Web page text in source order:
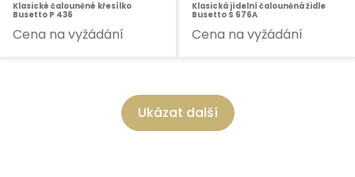
Klasické čalouněné křesílko
Busetto P 436
Cena na vyžádání
Klasická jídelní čalouněná židle
Busetto S 676A
Cena na vyžádání
Ukázat další